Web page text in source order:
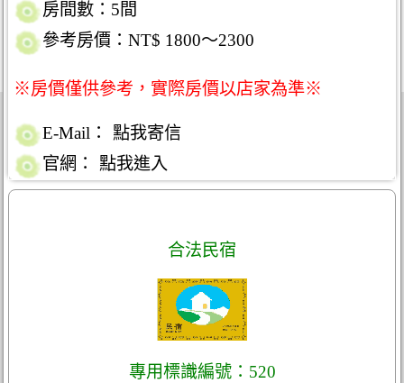
房間數：5間
參考房價：NT$ 1800～2300
※房價僅供參考，實際房價以店家為準※
E-Mail：
點我寄信
官網：
點我進入
合法民宿
專用標識編號：520